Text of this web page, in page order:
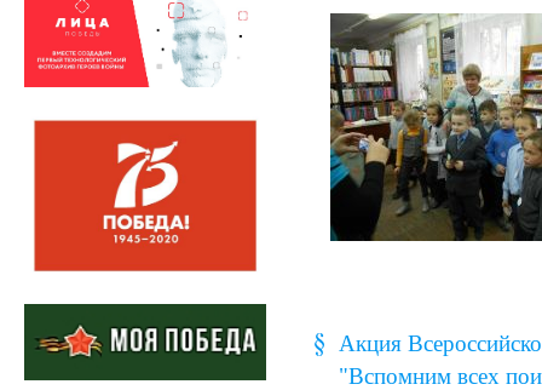
Акция
"Вспомним всех